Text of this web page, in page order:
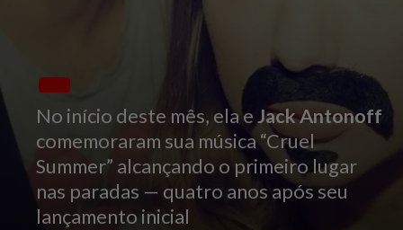
No início deste mês, ela eJack Antonoff
comemoraram sua música “Cruel
Summer” alcançando o primeiro lugar
nas paradas — quatro anos após seu
lançamento inicial